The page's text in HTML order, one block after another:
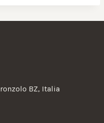
BZ, Italia